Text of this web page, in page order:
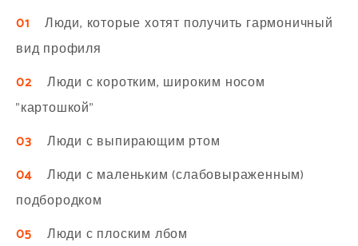
01 Люди, которые хотят получить гармоничный
вид профиля
02Люди с коротким, широким носом
"картошкой"
03 Люди с выпирающим ртом
04Люди с маленьким (слабовыраженным)
подбородком
05 Люди с плоским лбом